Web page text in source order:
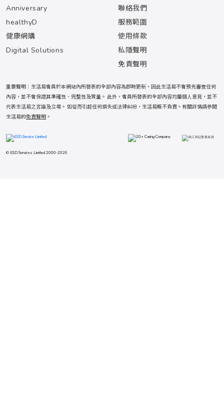
Anniversary
healthyD
健康網購
Digital Solutions
聯絡我們
服務範圍
使用條款
私隱聲明
免責聲明
重要聲明：生活易會員於本網站內所發表的全部內容為即時更新，因此生活易不會預先審查任何
內容，並不會保證其準確性、完整性及質量。 此外，會員所發表的全部內容均屬個人意見，並不
代表生活易之言論及立場。 如從而引起任何損失或法律糾紛，生活易概不負責。有關詳情請參閱
生活易的免責聲明 。
© ESD Services Limited 2000-2026